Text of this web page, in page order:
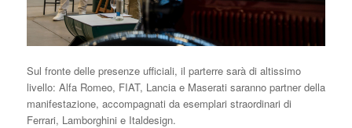
Sul fronte delle presenze ufficiali, il parterre sarà di altissimo
livello: Alfa Romeo, FIAT, Lancia e Maserati saranno partner della
manifestazione, accompagnati da esemplari straordinari di
Ferrari, Lamborghini e Italdesign.